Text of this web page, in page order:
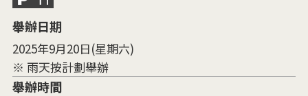
舉辦日期
2025年9月20日(星期六)
※ 雨天按計劃舉辦
舉辦時間